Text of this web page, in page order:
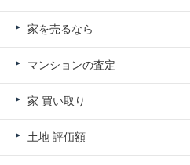
家を売るなら
マンションの査定
家 買い取り
土地 評価額